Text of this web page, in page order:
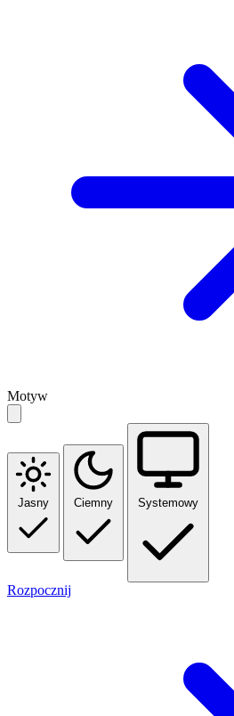
Motyw
Jasny Ciemny Systemowy
Rozpocznij